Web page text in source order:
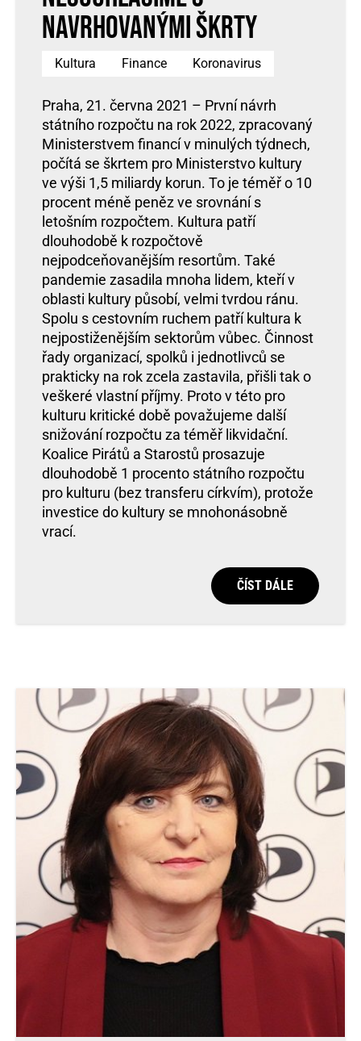
navrhovanými škrty
Kultura Finance Koronavirus
Praha, 21. června 2021 – První návrh
státního rozpočtu na rok 2022, zpracovaný
Ministerstvem financí v minulých týdnech,
počítá se škrtem pro Ministerstvo kultury
ve výši 1,5 miliardy korun. To je téměř o 10
procent méně peněz ve srovnání s
letošním rozpočtem. Kultura patří
dlouhodobě k rozpočtově
nejpodceňovanějším resortům. Také
pandemie zasadila mnoha lidem, kteří v
oblasti kultury působí, velmi tvrdou ránu.
Spolu s cestovním ruchem patří kultura k
nejpostiženějším sektorům vůbec. Činnost
řady organizací, spolků i jednotlivců se
prakticky na rok zcela zastavila, přišli tak o
veškeré vlastní příjmy. Proto v této pro
kulturu kritické době považujeme další
snižování rozpočtu za téměř likvidační.
Koalice Pirátů a Starostů prosazuje
dlouhodobě 1 procento státního rozpočtu
pro kulturu (bez transferu církvím), protože
investice do kultury se mnohonásobně
vrací.
ČÍST DÁLE